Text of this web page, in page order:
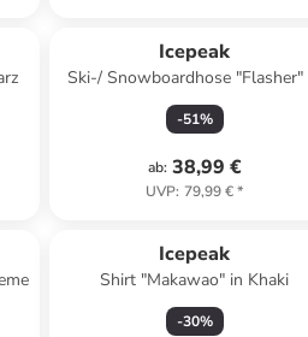
Icepeak
Ski-/ Snowboardhose "Flasher"
Rot
-51%
ab: 38,99 €
UVP: 79,99 €*
Icepeak
Shirt "Makawao" in Khaki
-30%